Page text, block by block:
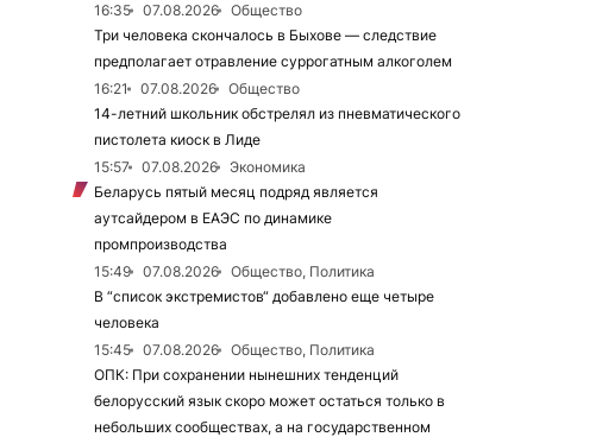
16:35
07.08.2026
Общество
Три человека скончалось в Быхове — следствие
предполагает отравление суррогатным алкоголем
16:21
07.08.2026
Общество
14-летний школьник обстрелял из пневматического
пистолета киоск в Лиде
15:57
07.08.2026
Экономика
Беларусь пятый месяц подряд является
аутсайдером в ЕАЭС по динамике
промпроизводства
15:49
07.08.2026
Общество, Политика
В “список экстремистов“ добавлено еще четыре
человека
15:45
07.08.2026
Общество, Политика
ОПК: При сохранении нынешних тенденций
белорусский язык скоро может остаться только в
небольших сообществах, а на государственном